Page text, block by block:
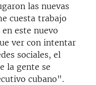
las nuevas
cuesta trabajo
este nuevo
ver con intentar
sociales, el
la gente se
cubano".